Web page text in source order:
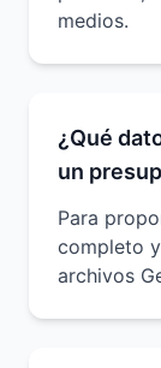
medios.
¿Qué
un
Para
completo
archivos